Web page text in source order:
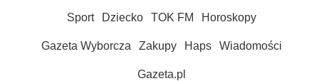
Sport Dziecko TOK FM Horoskopy
Gazeta Wyborcza Zakupy Haps Wiadomości
Gazeta.pl